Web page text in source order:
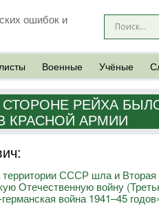
ошибок и
Военные Учёные
РЕЙХА
КРАСНОЙ АРМИИ
СССР шла и
Отечественную войну
война 1941–45